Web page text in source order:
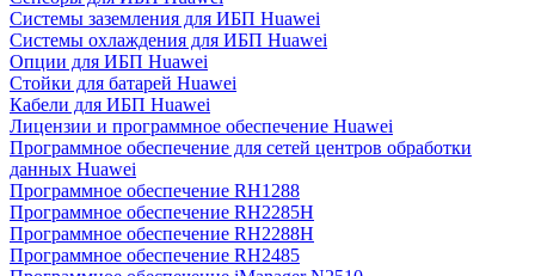
Системы заземления для ИБП Huawei
Системы охлаждения для ИБП Huawei
Опции для ИБП Huawei
Стойки для батарей Huawei
Кабели для ИБП Huawei
Лицензии и программное обеспечение Huawei
Программное обеспечение для сетей центров обработки
данных Huawei
Программное обеспечение RH1288
Программное обеспечение RH2285H
Программное обеспечение RH2288H
Программное обеспечение RH2485